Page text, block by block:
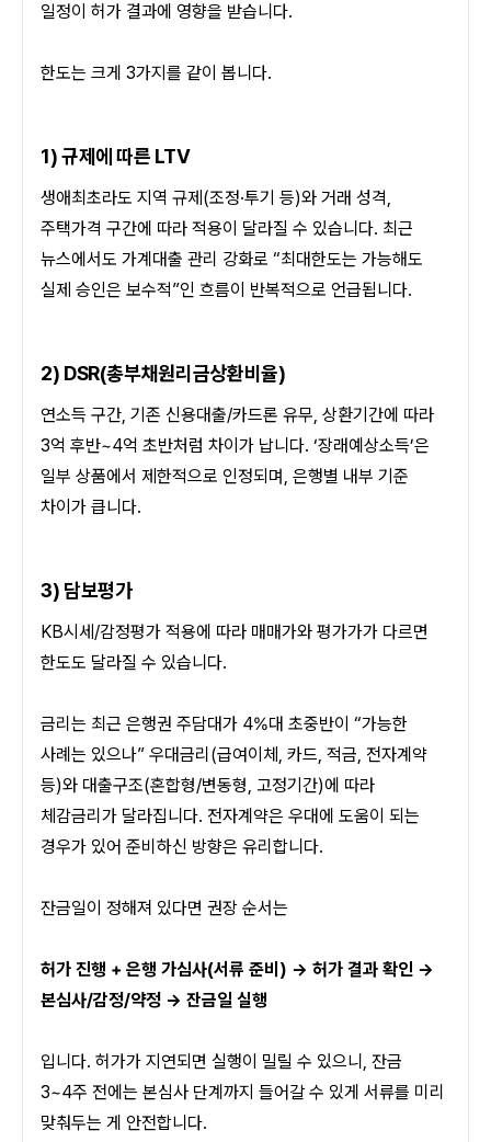
일정이 허가 결과에 영향을 받습니다.
한도는 크게 3가지를 같이 봅니다.
1) 규제에 따른 LTV
생애최초라도 지역 규제(조정·투기 등)와 거래 성격,
주택가격 구간에 따라 적용이 달라질 수 있습니다. 최근
뉴스에서도 가계대출 관리 강화로 “최대한도는 가능해도
실제 승인은 보수적”인 흐름이 반복적으로 언급됩니다.
2) DSR(총부채원리금상환비율)
연소득 구간, 기존 신용대출/카드론 유무, 상환기간에 따라
3억 후반~4억 초반처럼 차이가 납니다. ‘장래예상소득’은
일부 상품에서 제한적으로 인정되며, 은행별 내부 기준
차이가 큽니다.
3) 담보평가
KB시세/감정평가 적용에 따라 매매가와 평가가가 다르면
한도도 달라질 수 있습니다.
금리는 최근 은행권 주담대가 4%대 초중반이 “가능한
사례는 있으나” 우대금리(급여이체, 카드, 적금, 전자계약
등)와 대출구조(혼합형/변동형, 고정기간)에 따라
체감금리가 달라집니다. 전자계약은 우대에 도움이 되는
경우가 있어 준비하신 방향은 유리합니다.
잔금일이 정해져 있다면 권장 순서는
허가 진행 + 은행 가심사(서류 준비) → 허가 결과 확인 →
본심사/감정/약정 → 잔금일 실행
입니다. 허가가 지연되면 실행이 밀릴 수 있으니, 잔금
3~4주 전에는 본심사 단계까지 들어갈 수 있게 서류를 미리
맞춰두는 게 안전합니다.